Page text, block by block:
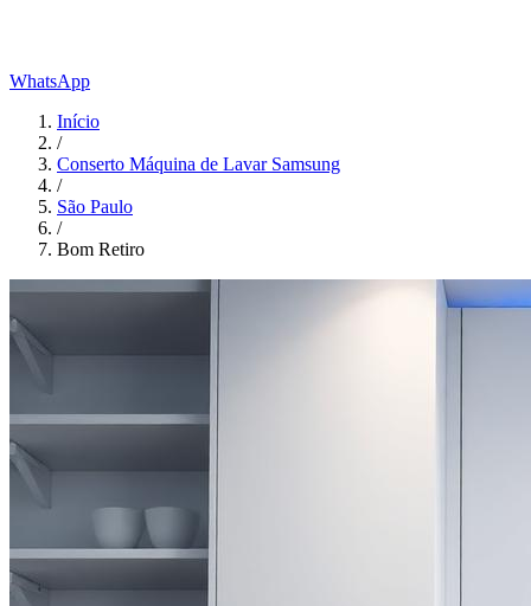
WhatsApp
Início
/
Conserto Máquina de Lavar Samsung
/
São Paulo
/
Bom Retiro